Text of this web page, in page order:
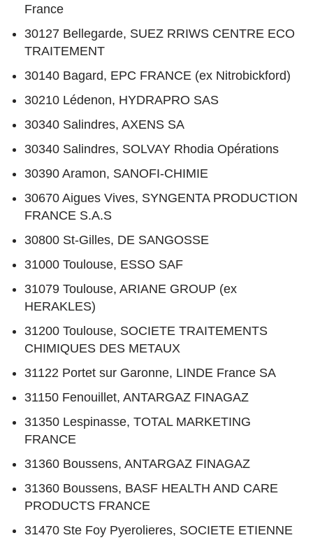
France
30127 Bellegarde, SUEZ RRIWS CENTRE ECO
TRAITEMENT
30140 Bagard, EPC FRANCE (ex Nitrobickford)
30210 Lédenon, HYDRAPRO SAS
30340 Salindres, AXENS SA
30340 Salindres, SOLVAY Rhodia Opérations
30390 Aramon, SANOFI-CHIMIE
30670 Aigues Vives, SYNGENTA PRODUCTION
FRANCE S.A.S
30800 St-Gilles, DE SANGOSSE
31000 Toulouse, ESSO SAF
31079 Toulouse, ARIANE GROUP (ex
HERAKLES)
31200 Toulouse, SOCIETE TRAITEMENTS
CHIMIQUES DES METAUX
31122 Portet sur Garonne, LINDE France SA
31150 Fenouillet, ANTARGAZ FINAGAZ
31350 Lespinasse, TOTAL MARKETING
FRANCE
31360 Boussens, ANTARGAZ FINAGAZ
31360 Boussens, BASF HEALTH AND CARE
PRODUCTS FRANCE
31470 Ste Foy Pyerolieres, SOCIETE ETIENNE